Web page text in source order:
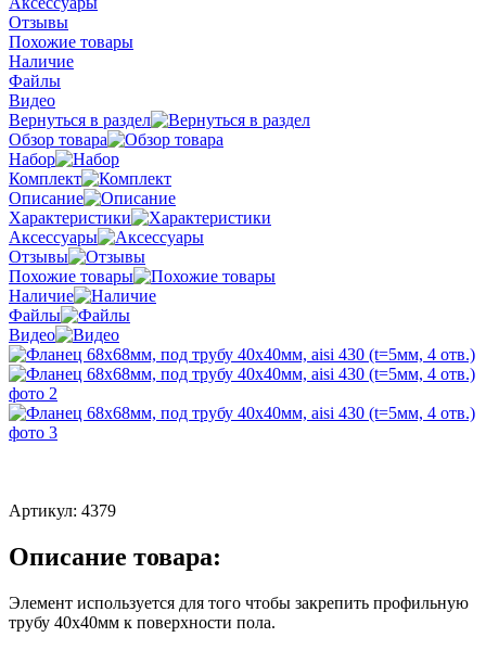
Отзывы
Похожие товары
Наличие
Файлы
Видео
Вернуться в раздел
Обзор товара
Набор
Комплект
Описание
Характеристики
Аксессуары
Отзывы
Похожие товары
Наличие
Файлы
Видео
Артикул: 4379
Описание товара:
Элемент используется для того чтобы закрепить профильную
трубу 40х40мм к поверхности пола.